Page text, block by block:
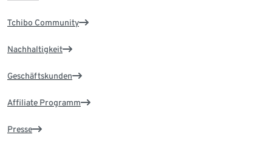
Tchibo Community
Nachhaltigkeit
Geschäftskunden
Affiliate Programm
Presse